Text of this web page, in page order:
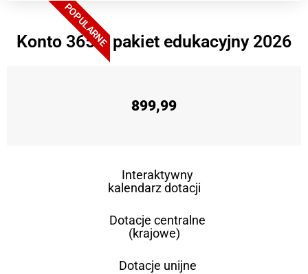
POPULARNE
Konto 365 + pakiet edukacyjny 2026
899,99
Interaktywny
kalendarz dotacji
Dotacje centralne
(krajowe)
Dotacje unijne